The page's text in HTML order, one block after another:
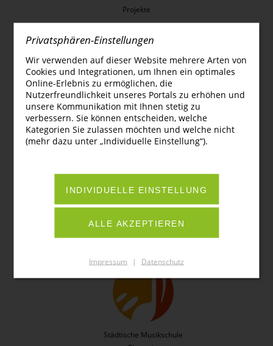
Projekte
Kinder- und Jugendschutzkonzept
Förderverein/Partner
Downloads
Rechtliches
Impressum
Datenschutz
Privacy Einstellungen
Städtische Musikschule
Privatsphären-Einstellungen
Wir verwenden auf dieser Website mehrere Arten von
Cookies und Integrationen, um Ihnen ein optimales
Online-Erlebnis zu ermöglichen, die
Nutzerfreundlichkeit unseres Portals zu erhöhen und
unsere Kommunikation mit Ihnen stetig zu
verbessern. Sie können entscheiden, welche
Kategorien Sie zulassen möchten und welche nicht
(mehr dazu unter „Individuelle Einstellung“).
INDIVIDUELLE EINSTELLUNG
ALLE AKZEPTIEREN
Impressum | Datenschutz